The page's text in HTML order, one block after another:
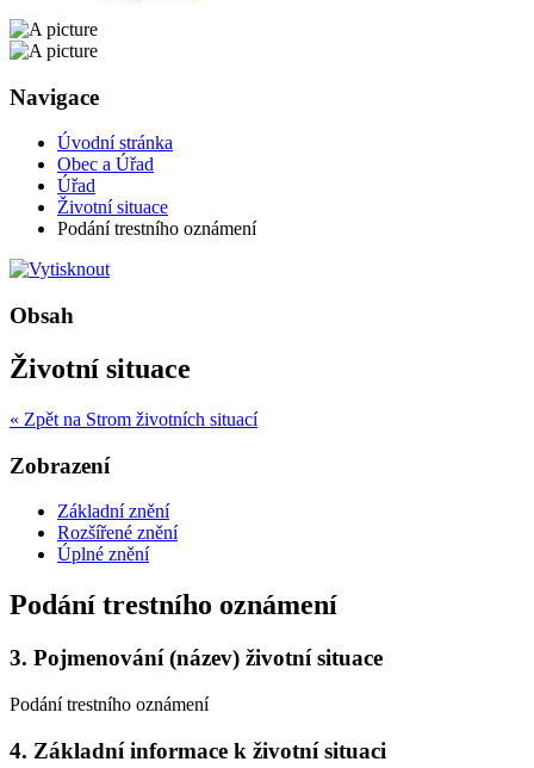
Navigace
Úvodní stránka
Obec a Úřad
Úřad
Životní situace
Podání trestního oznámení
Obsah
Životní situace
« Zpět na Strom životních situací
Zobrazení
Základní znění
Rozšířené znění
Úplné znění
Podání trestního oznámení
3. Pojmenování (název) životní situace
Podání trestního oznámení
4. Základní informace k životní situaci